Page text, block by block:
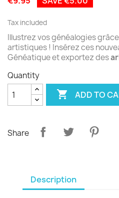
Tax included
Illustrez vos généalogies
artistiques ! Insérez ces
Généatique et exportez des
Quantity
 ADD TO
Share
Description